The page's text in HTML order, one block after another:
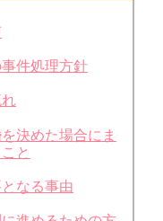
件処理方針
決めた場合にま
と
なる事由